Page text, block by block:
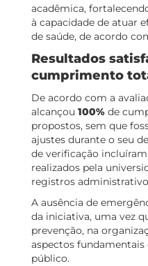
acadêmica,
à capacidade de atuar
de saúde, de acordo
Resultados
cumprimento
De acordo com a
alcançou 100%de
propostos, sem que
ajustes durante o seu
de verificação
realizados pela
registros
A ausência de
da iniciativa, uma vez
prevenção, na
aspectos
público.